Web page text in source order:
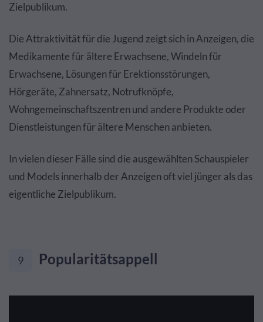
Zielpublikum.
Die Attraktivität für die Jugend zeigt sich in Anzeigen, die
Medikamente für ältere Erwachsene, Windeln für
Erwachsene, Lösungen für Erektionsstörungen,
Hörgeräte, Zahnersatz, Notrufknöpfe,
Wohngemeinschaftszentren und andere Produkte oder
Dienstleistungen für ältere Menschen anbieten.
In vielen dieser Fälle sind die ausgewählten Schauspieler
und Models innerhalb der Anzeigen oft viel jünger als das
eigentliche Zielpublikum.
9 Popularitätsappell